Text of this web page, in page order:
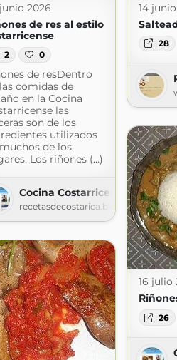
2026
de res al estilo
2 0
de resDentro
comidas de
en la Cocina
las
son de los
utilizados
de los
Los riñones (...)
Cocina Costarricense
recetasdecostarica.blogspot.com
14
28
16 julio
26